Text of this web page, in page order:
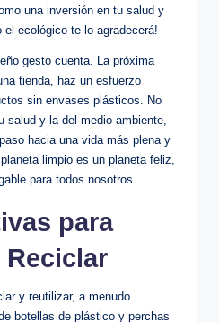
una inversión en tu salud y
el ecológico te lo agradecerá!
gesto cuenta. La próxima
tienda, haz un esfuerzo
sin envases plásticos. No
salud y la del medio ambiente,
hacia una vida más plena y
limpio es un planeta feliz,
para todos nosotros.
para
Reciclar
y reutilizar, a menudo
botellas de plástico y perchas